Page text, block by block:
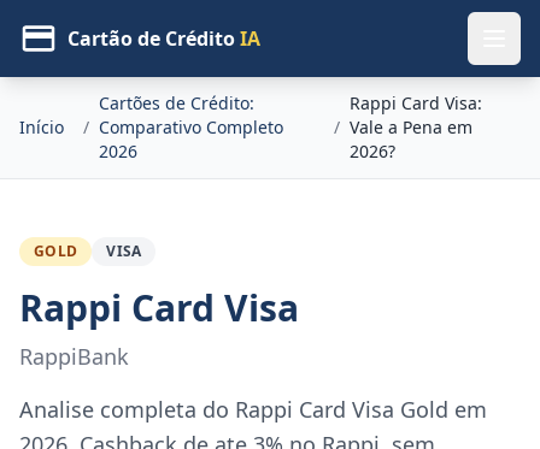
Cartão de CréditoIA
Início /
Cartões de Crédito:
Comparativo Completo
2026
/
Rappi Card Visa:
Vale a Pena em
2026?
GOLD VISA
Rappi Card Visa
RappiBank
Analise completa do Rappi Card Visa Gold em